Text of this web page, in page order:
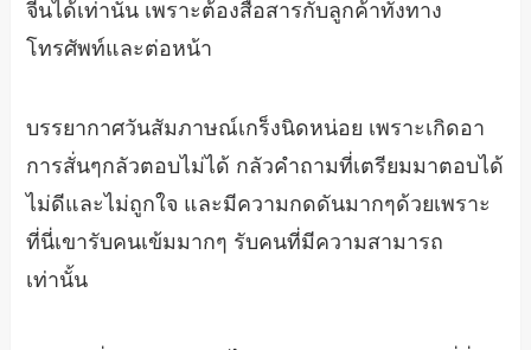
จีนได้เท่านั้น เพราะต้องสื่อสารกับลูกค้าทั้งทาง
โทรศัพท์และต่อหน้า
บรรยากาศวันสัมภาษณ์เกร็งนิดหน่อย เพราะเกิดอา
การสั่นๆกลัวตอบไม่ได้ กลัวคำถามที่เตรียมมาตอบได้
ไม่ดีและไม่ถูกใจ และมีความกดดันมากๆด้วยเพราะ
ที่นี่เขารับคนเข้มมากๆ รับคนที่มีความสามารถ
เท่านั้น